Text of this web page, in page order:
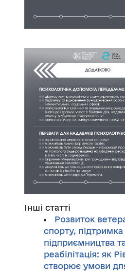
Інші статті
Розвиток
спорту, підтримка
підприємництва
реабілітація: як
створює умови